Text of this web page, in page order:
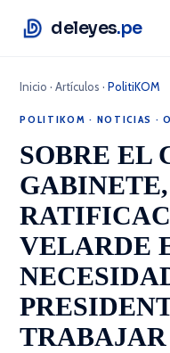
deleyes.pe
Inicio ·Artículos ·PolitiKOM
POLITIKOM · NOTICIAS ·
SOBRE EL
VELARDE
TRABAJAR